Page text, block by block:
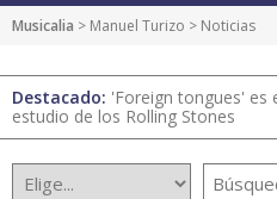
Musicalia > Manuel Turizo > Noticias
Destacado: 'Foreign tongues' es
estudio de los Rolling Stones